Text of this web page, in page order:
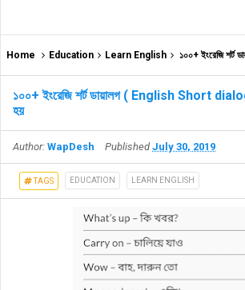
Home Education Learn English ১০০+ ইংরেজি শর্ট ডায়ালগ
১০০+ ইংরেজি শর্ট ডায়ালগ ( English Short
হয়
Author: WapDesh PublishedJuly 30, 2019
TAGS EDUCATION LEARN ENGLISH